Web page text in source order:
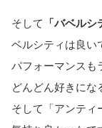
そして 「バベルシ
ベルシティは良い
パフォーマンスも
どんどん好きにな
そして「アンティ